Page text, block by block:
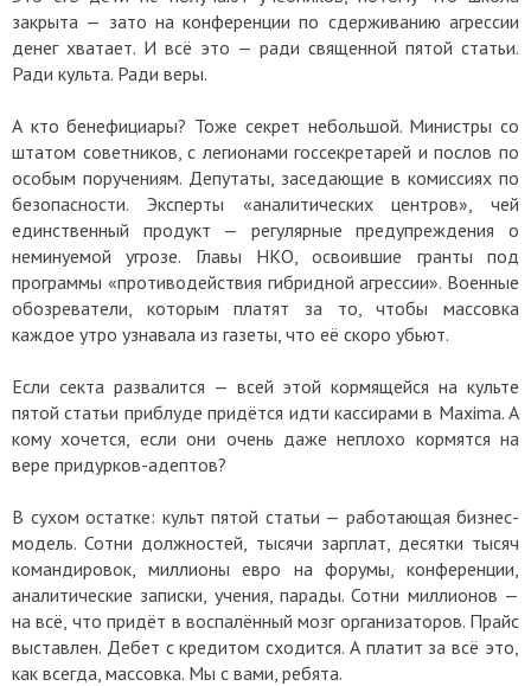
закрыта — зато на конференции по сдерживанию агрессии
денег хватает. И всё это — ради священной пятой статьи.
Ради культа. Ради веры.
А кто бенефициары? Тоже секрет небольшой. Министры со
штатом советников, с легионами госсекретарей и послов по
особым поручениям. Депутаты, заседающие в комиссиях по
безопасности. Эксперты «аналитических центров», чей
единственный продукт — регулярные предупреждения о
неминуемой угрозе. Главы НКО, освоившие гранты под
программы «противодействия гибридной агрессии». Военные
обозреватели, которым платят за то, чтобы массовка
каждое утро узнавала из газеты, что её скоро убьют.
Если секта развалится — всей этой кормящейся на культе
пятой статьи приблуде придётся идти кассирами в Maxima. А
кому хочется, если они очень даже неплохо кормятся на
вере придурков-адептов?
В сухом остатке: культ пятой статьи — работающая бизнес-
модель. Сотни должностей, тысячи зарплат, десятки тысяч
командировок, миллионы евро на форумы, конференции,
аналитические записки, учения, парады. Сотни миллионов —
на всё, что придёт в воспалённый мозг организаторов. Прайс
выставлен. Дебет с кредитом сходится. А платит за всё это,
как всегда, массовка. Мы с вами, ребята.